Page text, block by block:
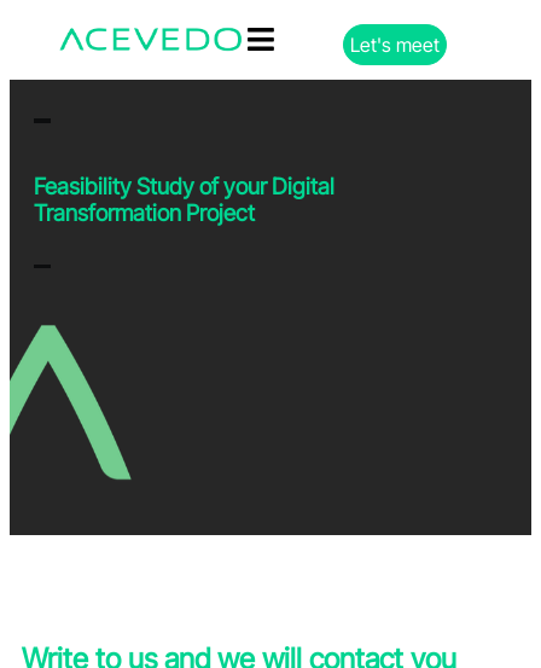
Let's meet
Feasibility Study of your Digital
Transformation Project
Write to us and we will contact you